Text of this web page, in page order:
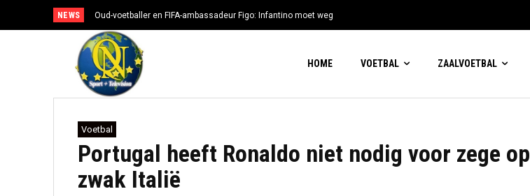
NEWS Oud-voetballer en FIFA-ambassadeur Figo: Infantino moet weg
HOME VOETBAL ZAALVOETBAL
Voetbal
Portugal heeft Ronaldo niet nodig voor zege op
zwak Italië